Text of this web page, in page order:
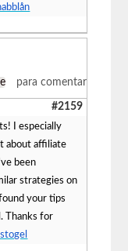
para comentar
#2159
I especially
about affiliate
been
strategies on
your tips
Thanks for